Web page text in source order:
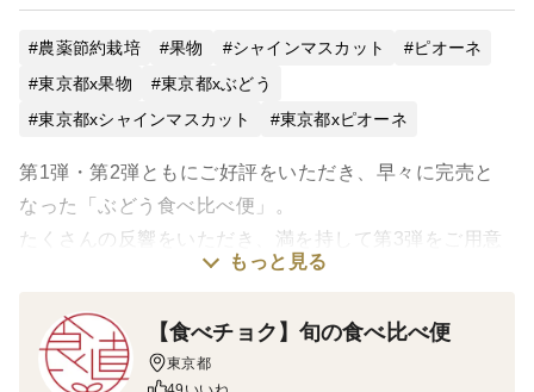
農薬節約栽培 果物 シャインマスカット
ピオーネ
東京都x果物
東京都xぶどう
東京都xシャインマスカット
東京都xピオーネ
第1弾・第2弾ともにご好評をいただき、早々に完売と
なった「ぶどう食べ比べ便」。
たくさんの反響をいただき、満を持して第3弾をご用意
▼「ぶどう食べ比べ便」とは？
9月と10月の2回に分けて、旬のぶどうを1種類ずつお届
もっと見る
【食べチョク】旬の食べ比べ便
東京都